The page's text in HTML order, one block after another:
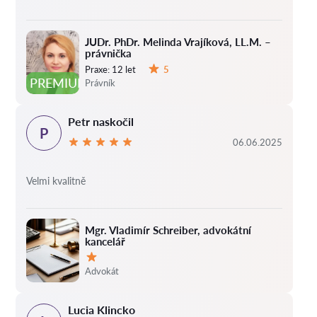
PREMIUM
JUDr. PhDr. Melinda Vrajíková, LL.M. –
právnička
Praxe: 12 let
5
Právník
Mgr. Vladimír Schreiber, advokátní
kancelář
Hodnocení:
Advokát
P
Petr naskočil
06.06.2025
Velmi kvalitně
Lucia Klincko